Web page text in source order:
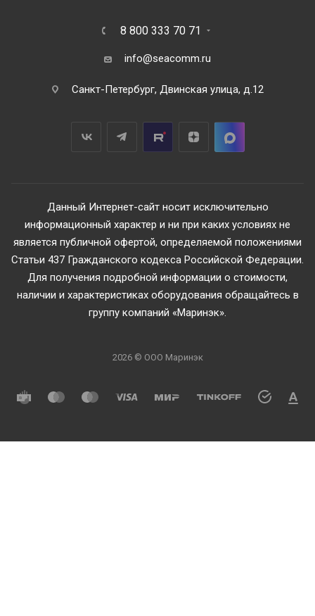
8 800 333 70 71
info@seacomm.ru
Санкт-Петербург, Двинская улица, д.12
Данный Интернет-сайт носит исключительно
информационный характер и ни при каких условиях не
является публичной офертой, определяемой положениями
Статьи 437 Гражданского кодекса Российской Федерации.
Для получения подробной информации о стоимости,
наличии и характеристиках оборудования обращайтесь в
группу компаний «Маринэк».
2026 © ООО Маринэк